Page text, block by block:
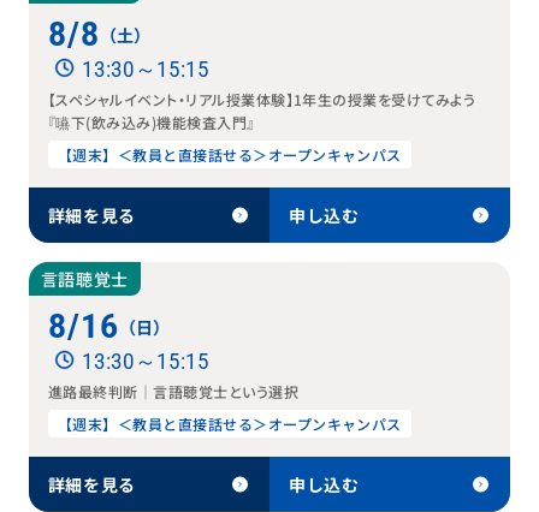
8/8 （土）
13:30～15:15
【スペシャルイベント・リアル授業体験】1年生の授業を受けてみよう
『嚥下(飲み込み)機能検査入門』
【週末】＜教員と直接話せる＞オープンキャンパス
詳細を見る 申し込む
言語聴覚士
8/16 （日）
13:30～15:15
進路最終判断｜言語聴覚士という選択
【週末】＜教員と直接話せる＞オープンキャンパス
詳細を見る 申し込む